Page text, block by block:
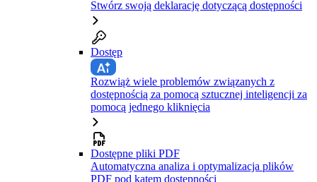
Stwórz swoją deklarację dotyczącą dostępności
Dostęp
Rozwiąż wiele problemów związanych z
dostępnością za pomocą sztucznej inteligencji za
pomocą jednego kliknięcia
Dostępne pliki PDF
Automatyczna analiza i optymalizacja plików
PDF pod kątem dostępności